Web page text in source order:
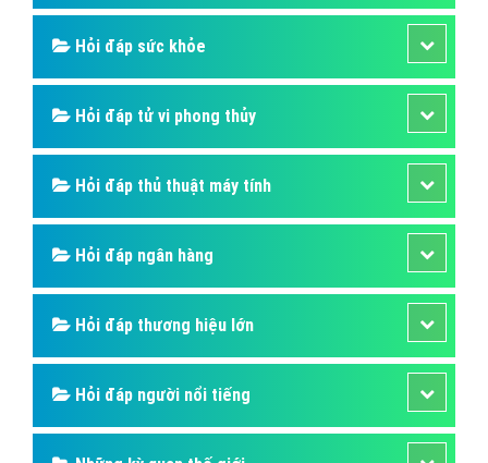
Hỏi đáp sức khỏe
Hỏi đáp tử vi phong thủy
Hỏi đáp thủ thuật máy tính
Hỏi đáp ngân hàng
Hỏi đáp thương hiệu lớn
Hỏi đáp người nổi tiếng